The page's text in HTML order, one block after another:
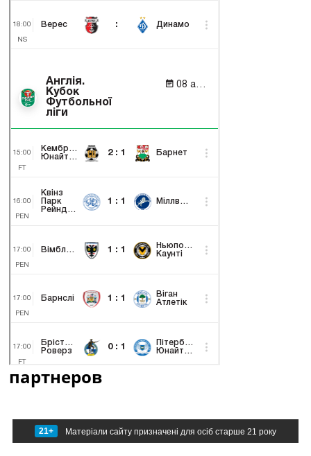
партнеров
21+ Матеріали сайту призначені для осіб старше 21 року